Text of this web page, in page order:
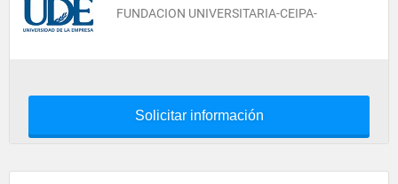
FUNDACION UNIVERSITARIA-CEIPA-
Solicitar información